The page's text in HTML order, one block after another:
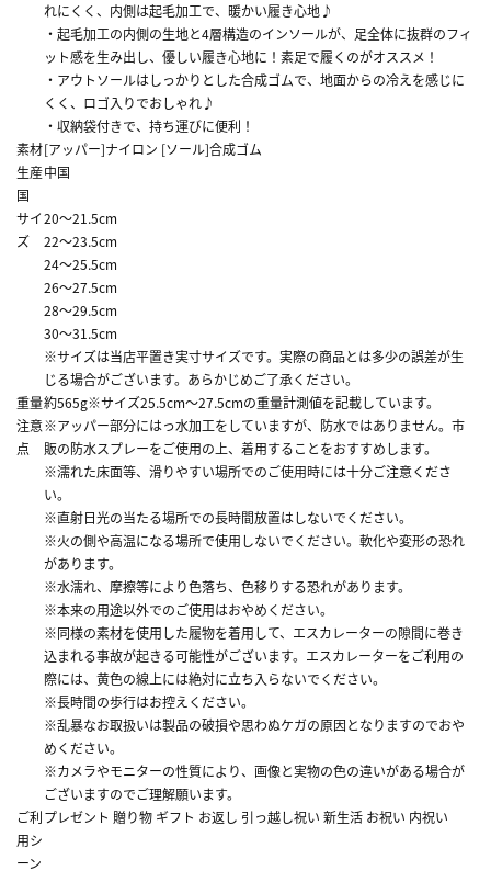
れにくく、内側は起毛加工で、暖かい履き心地♪
・起毛加工の内側の生地と4層構造のインソールが、足全体に抜群のフィ
ット感を生み出し、優しい履き心地に！素足で履くのがオススメ！
・アウトソールはしっかりとした合成ゴムで、地面からの冷えを感じに
くく、ロゴ入りでおしゃれ♪
・収納袋付きで、持ち運びに便利！
素材[アッパー]ナイロン [ソール]合成ゴム
生産
国
中国
サイ
ズ
20～21.5cm
22～23.5cm
24～25.5cm
26～27.5cm
28～29.5cm
30～31.5cm
※サイズは当店平置き実寸サイズです。実際の商品とは多少の誤差が生
じる場合がございます。あらかじめご了承ください。
重量約565g※サイズ25.5cm～27.5cmの重量計測値を記載しています。
注意
点
※アッパー部分にはっ水加工をしていますが、防水ではありません。市
販の防水スプレーをご使用の上、着用することをおすすめします。
※濡れた床面等、滑りやすい場所でのご使用時には十分ご注意くださ
い。
※直射日光の当たる場所での長時間放置はしないでください。
※火の側や高温になる場所で使用しないでください。軟化や変形の恐れ
があります。
※水濡れ、摩擦等により色落ち、色移りする恐れがあります。
※本来の用途以外でのご使用はおやめください。
※同様の素材を使用した履物を着用して、エスカレーターの隙間に巻き
込まれる事故が起きる可能性がございます。エスカレーターをご利用の
際には、黄色の線上には絶対に立ち入らないでください。
※長時間の歩行はお控えください。
※乱暴なお取扱いは製品の破損や思わぬケガの原因となりますのでおや
めください。
※カメラやモニターの性質により、画像と実物の色の違いがある場合が
ございますのでご理解願います。
ご利
用シ
ーン
プレゼント 贈り物 ギフト お返し 引っ越し祝い 新生活 お祝い 内祝い